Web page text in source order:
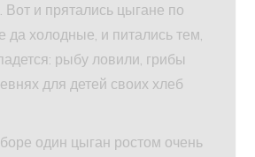
Вот и прятались цыгане по
да холодные, и питались тем,
рыбу ловили, грибы
для детей своих хлеб
один цыган ростом очень